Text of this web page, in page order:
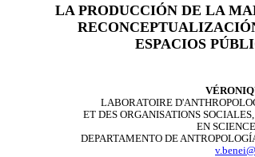
LA PRODUCCIÓN DE LA
ESPACIOS
LABORATOIRE
ET DES ORGANISATIONS
EN
DEPARTAMENTO DE